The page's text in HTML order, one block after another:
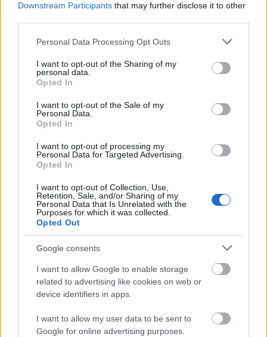
Downstream Participants that may further disclose it to other
Please note that this website/app uses one or more Google
not limited to your visit or usage behaviour. You may click to
grant or deny consent to Google and its third-party tags to
use your data for below specified purposes in below Google
consent section.
Personal Data Processing Opt Outs
I want to opt-out of the Sharing of my
personal data.
Opted In
I want to opt-out of the Sale of my
Personal Data.
Opted In
I want to opt-out of processing my
Personal Data for Targeted Advertising.
Opted In
I want to opt-out of Collection, Use,
Retention, Sale, and/or Sharing of my
Personal Data that Is Unrelated with the
Purposes for which it was collected.
Opted Out
Google consents
I want to allow Google to enable storage
related to advertising like cookies on web or
device identifiers in apps.
I want to allow my user data to be sent to
Google for online advertising purposes.
Magyar Péter ünnepi beszéde 2025.
Putyin áldozatai
Tessék választani!
Tibor ezt nem úgy gondolja